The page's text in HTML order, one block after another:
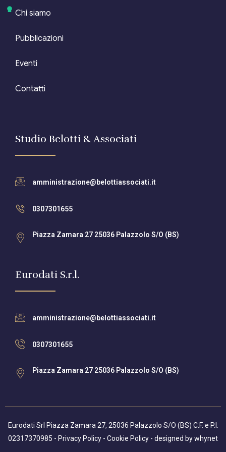
Chi siamo
Pubblicazioni
Eventi
Contatti
Studio Belotti & Associati
amministrazione@belottiassociati.it
0307301655
Piazza Zamara 27 25036 Palazzolo S/O (BS)
Eurodati S.r.l.
amministrazione@belottiassociati.it
0307301655
Piazza Zamara 27 25036 Palazzolo S/O (BS)
Eurodati Srl Piazza Zamara 27, 25036 Palazzolo S/O (BS) C.F. e P.I.
02317370985 - Privacy Policy - Cookie Policy - designed bywhynet